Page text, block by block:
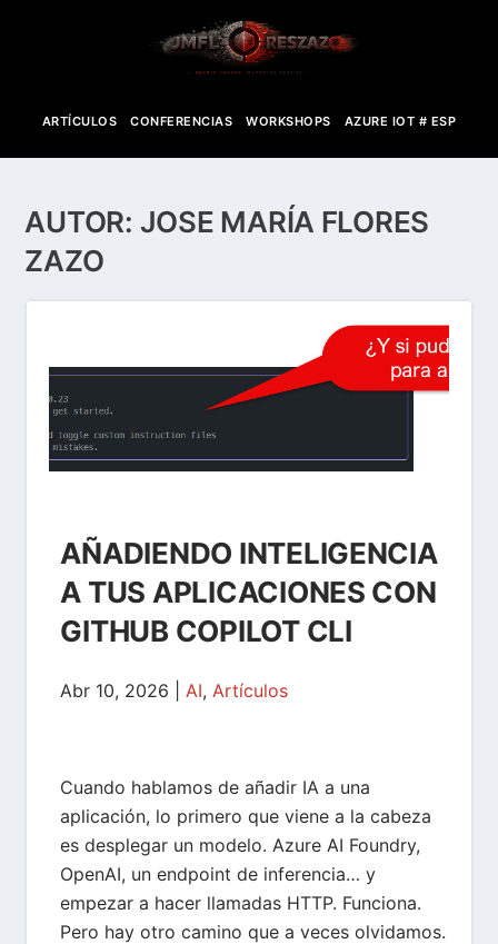
ARTÍCULOS CONFERENCIAS WORKSHOPS AZURE IOT # ESP
AUTOR: JOSE MARÍA FLORES
ZAZO
AÑADIENDO INTELIGENCIA
A TUS APLICACIONES CON
GITHUB COPILOT CLI
Abr 10, 2026 |AI,Artículos
Cuando hablamos de añadir IA a una
aplicación, lo primero que viene a la cabeza
es desplegar un modelo. Azure AI Foundry,
OpenAI, un endpoint de inferencia… y
empezar a hacer llamadas HTTP. Funciona.
Pero hay otro camino que a veces olvidamos.